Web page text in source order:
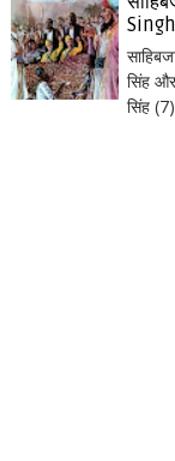
सिंह
सिंह